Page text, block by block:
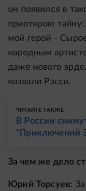
он появился в
приоткрою
мой герой -
народным
даже нового
назвали Рэсси.
ЧИТАЙТЕ ТАКЖЕ
В России
"Приключений
За чем же дело
Юрий Торсуев: